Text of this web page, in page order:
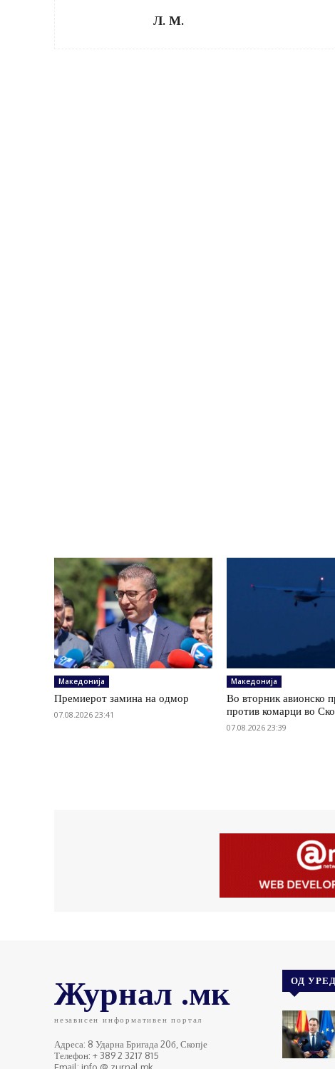
Л. М.
Македонија
Премиерот замина на одмор
07.08.2026 23:41
Македонија
Во вторник авионско
против комарци во
07.08.2026 23:39
Журнал .мк
независен информативен портал
Адреса: 8 Ударна Бригада 20б, Скопје
Телефон: + 389 2 3217 815
ОД